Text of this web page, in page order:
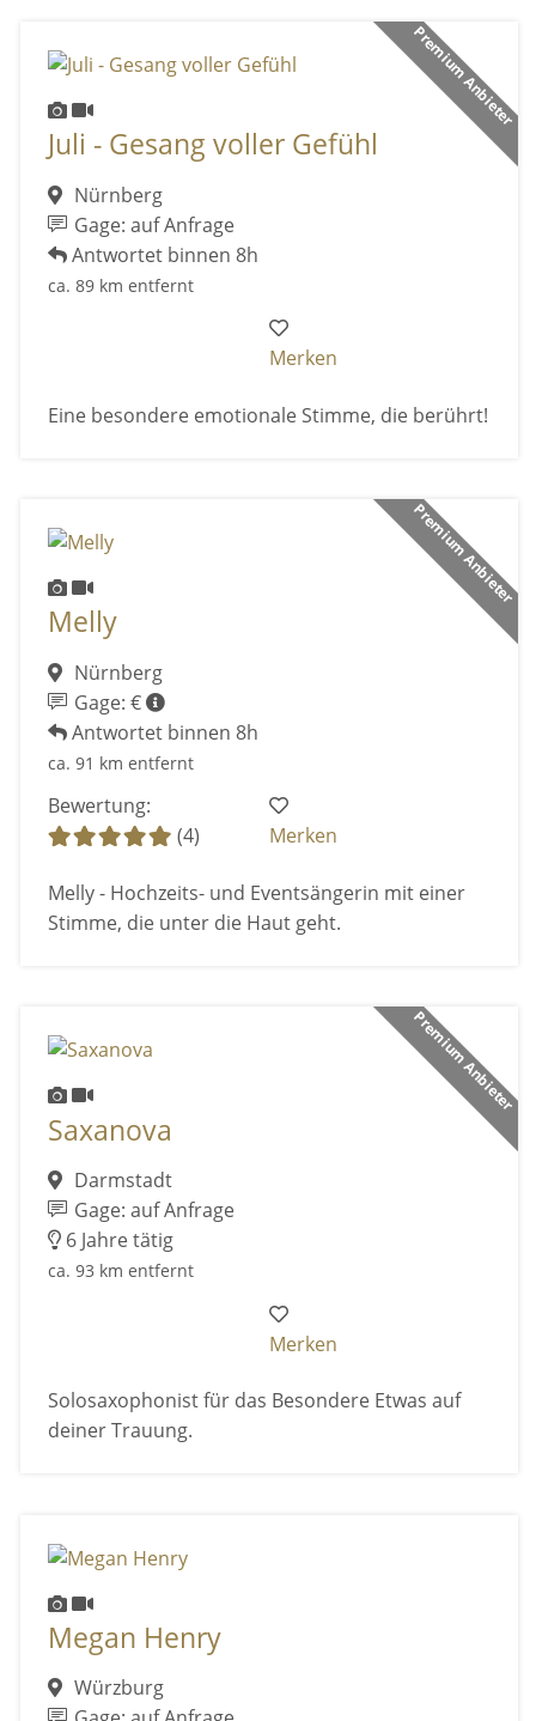
Premium Anbieter
Juli - Gesang voller Gefühl
Nürnberg
Gage: auf Anfrage
Antwortet binnen 8h
ca. 89 km entfernt
Merken
Eine besondere emotionale Stimme, die berührt!
Premium Anbieter
Melly
Nürnberg
Gage: €
Antwortet binnen 8h
ca. 91 km entfernt
Bewertung:
(4)
Merken
Melly - Hochzeits- und Eventsängerin mit einer
Stimme, die unter die Haut geht.
Premium Anbieter
Saxanova
Darmstadt
Gage: auf Anfrage
6 Jahre tätig
ca. 93 km entfernt
Merken
Solosaxophonist für das Besondere Etwas auf
deiner Trauung.
Megan Henry
Würzburg